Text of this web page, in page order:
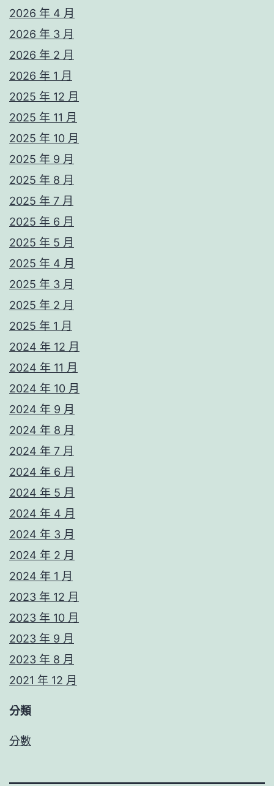
2026 年 4 月
2026 年 3 月
2026 年 2 月
2026 年 1 月
2025 年 12 月
2025 年 11 月
2025 年 10 月
2025 年 9 月
2025 年 8 月
2025 年 7 月
2025 年 6 月
2025 年 5 月
2025 年 4 月
2025 年 3 月
2025 年 2 月
2025 年 1 月
2024 年 12 月
2024 年 11 月
2024 年 10 月
2024 年 9 月
2024 年 8 月
2024 年 7 月
2024 年 6 月
2024 年 5 月
2024 年 4 月
2024 年 3 月
2024 年 2 月
2024 年 1 月
2023 年 12 月
2023 年 10 月
2023 年 9 月
2023 年 8 月
2021 年 12 月
分類
分數